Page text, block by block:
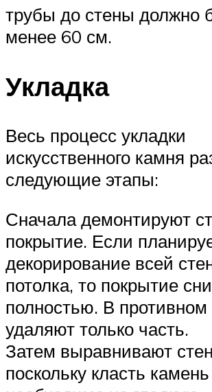
трубы до стены должно
менее 60 см.
Укладка
Весь процесс укладки
искусственного камня
следующие этапы:
Сначала демонтируют
покрытие. Если
декорирование всей
потолка, то покрытие
полностью. В противном
удаляют только часть.
Затем выравнивают
поскольку класть камень